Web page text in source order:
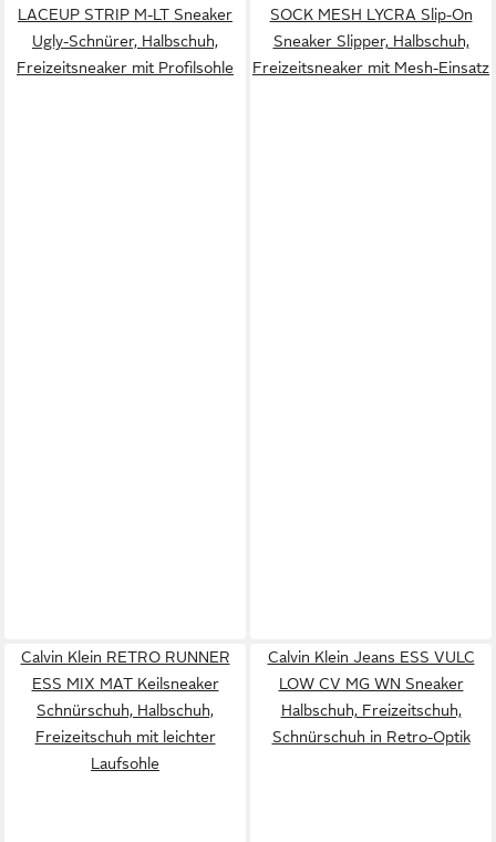
LACEUP STRIP M-LT Sneaker
Ugly-Schnürer, Halbschuh,
Freizeitsneaker mit Profilsohle
SOCK MESH LYCRA Slip-On
Sneaker Slipper, Halbschuh,
Freizeitsneaker mit Mesh-Einsatz
Calvin Klein RETRO RUNNER
ESS MIX MAT Keilsneaker
Schnürschuh, Halbschuh,
Freizeitschuh mit leichter
Laufsohle
Calvin Klein Jeans ESS VULC
LOW CV MG WN Sneaker
Halbschuh, Freizeitschuh,
Schnürschuh in Retro-Optik